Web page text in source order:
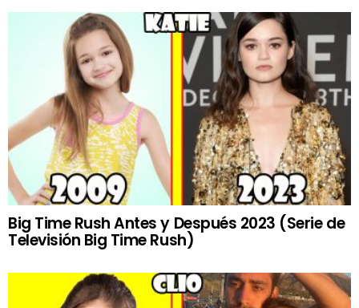
Big Time Rush Antes y Después 2023 (Serie de
Televisión Big Time Rush)